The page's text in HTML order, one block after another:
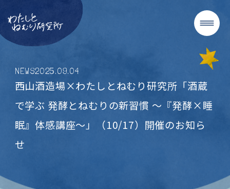
NEWS2025.09.04
西山酒造場×わたしとねむり研究所「酒蔵
で学ぶ 発酵とねむりの新習慣 〜『発酵×睡
眠』体感講座〜」（10/17）開催のお知ら
せ